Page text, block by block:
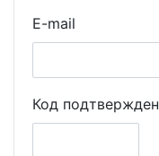
E-mail
Код